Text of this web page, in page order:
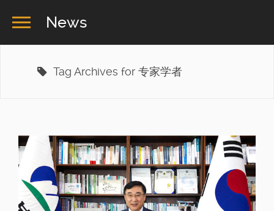
News
Tag Archives for 专家学者